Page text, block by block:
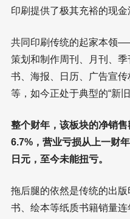
印刷提供了极其充裕的现金
共同印刷传统的起家本领
策划和制作周刊、月刊、
书、海报、日历、广告宣
等，如今正处于典型的“新旧
整个财年，该板块的净销
6.7%，营业亏损从上一财
日元，至今未能扭亏。
拖后腿的依然是传统的出
书、绘本等纸质书籍销量